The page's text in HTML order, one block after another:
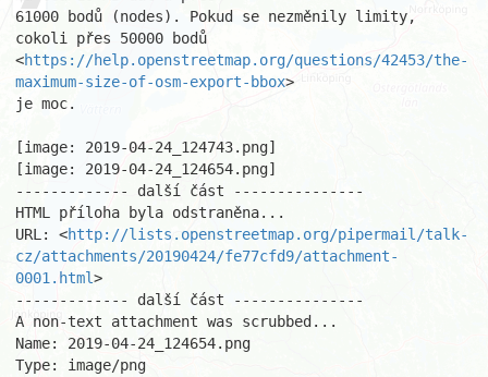
61000 bodů (nodes). Pokud se nezměnily limity,
cokoli přes 50000 bodů
<https://help.openstreetmap.org/questions/42453/the-
maximum-size-of-osm-export-bbox>
je moc.
[image: 2019-04-24_124743.png]
[image: 2019-04-24_124654.png]
------------- další část ---------------
HTML příloha byla odstraněna...
URL: <http://lists.openstreetmap.org/pipermail/talk-
cz/attachments/20190424/fe77cfd9/attachment-
0001.html>
------------- další část ---------------
A non-text attachment was scrubbed...
Name: 2019-04-24_124654.png
Type: image/png